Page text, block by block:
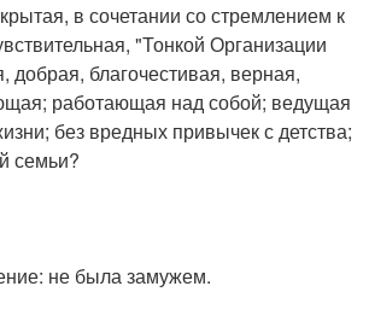
в сочетании со стремлением к
"Тонкой Организации
благочестивая, верная,
работающая над собой; ведущая
без вредных привычек с детства;
семьи?
не была замужем.